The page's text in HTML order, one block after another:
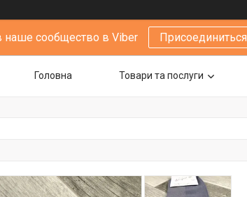
наше сообщество в Viber Присоединиться
Головна Товари та послуги